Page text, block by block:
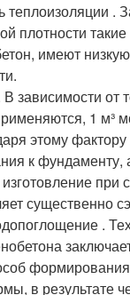
.
плотности
имеют
зависимости от
1 м³
этому
к фундаменту,
при
существенно
.
в результате